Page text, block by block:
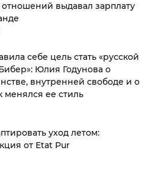
отношений выдавал зарплату
себе цель стать «русской
Юлия Годунова о
внутренней свободе и о
менялся ее стиль
уход летом:
от Etat Pur